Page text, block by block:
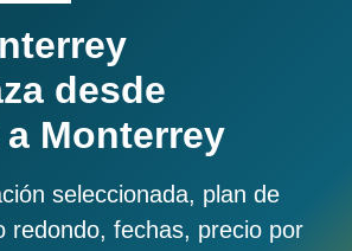
desde
Monterrey
seleccionada, plan de
redondo, fechas, precio por